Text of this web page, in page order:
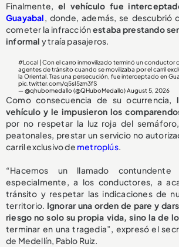
Finalmente, el vehículo fue
Guayabal, donde, además, se descubrió
cometer la infracciónestaba prestando
informal y traía pasajeros.
#Local | Con el carro inmovilizado terminó un conductor
agentes de tránsito cuando se movilizaba por el carril
la Oriental. Tras una persecución, fue interceptado en
pic.twitter.com/q5sI5zm3fS
— @qhubomedallo (@QHuboMedallo)August 5, 2026
Como consecuencia de su ocurrencia,
vehículo y le impusieron los
por no respetar la luz roja del
peatonales, prestar un servicio no
carril exclusivo de metroplús.
“Hacemos un llamado
especialmente, a los conductores, a
tránsito y respetar las indicaciones de
territorio. Ignorar una orden de pare y
riesgo no solo su propia vida, sino la de
terminar en una tragedia”, expresó el
de Medellín, Pablo Ruiz.